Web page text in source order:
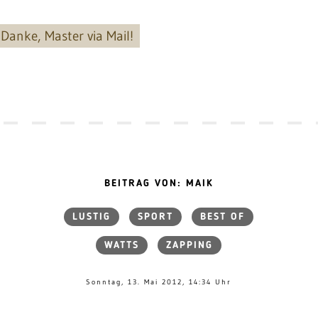
Danke, Master via Mail!
BEITRAG VON: MAIK
LUSTIG SPORT BEST OF
WATTS ZAPPING
Sonntag, 13. Mai 2012, 14:34 Uhr